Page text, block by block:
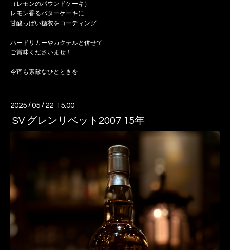
（レモンのパウンドケーキ）
レモン香るバターケーキに
甘酸っぱい糖衣をコーティング
ハードリカーやカクテルと併せて
ご賞味くださいませ！
今宵も素敵なひとときを…
2025 /05 / 22 15:00
SV グレンリベット2007 15年